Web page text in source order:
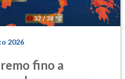
2026
fino a